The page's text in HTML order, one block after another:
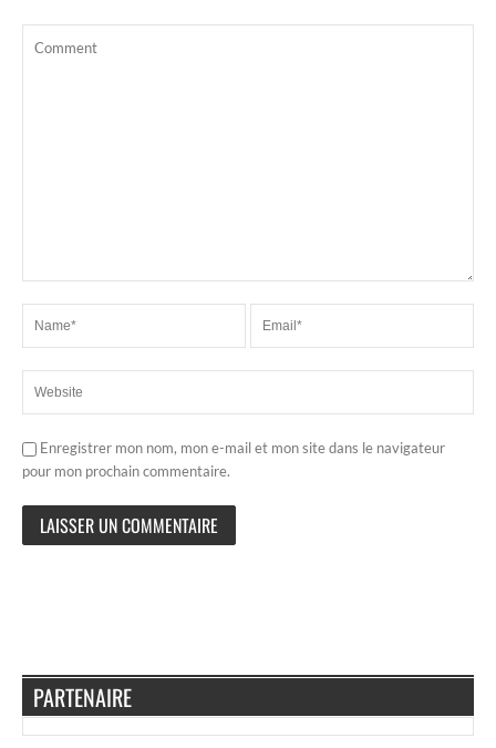
Enregistrer mon nom, mon e-mail et mon site dans le navigateur
pour mon prochain commentaire.
PARTENAIRE